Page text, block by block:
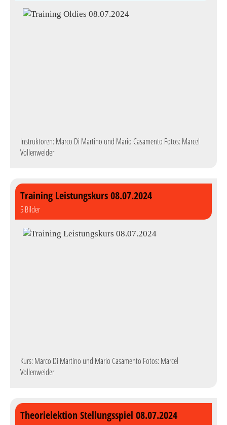
Instruktoren: Marco Di Martino und Mario Casamento Fotos: Marcel
Vollenweider
Training Leistungskurs 08.07.2024
5 Bilder
Kurs: Marco Di Martino und Mario Casamento Fotos: Marcel
Vollenweider
Theorielektion Stellungsspiel 08.07.2024